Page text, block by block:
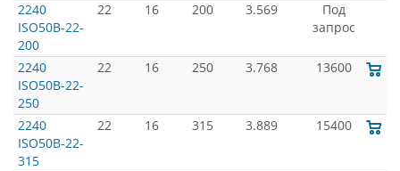
2240
ISO50B-22-
200
22 16 200 3.569
Под
запрос
2240
ISO50B-22-
250
22 16 250 3.768 13600
2240
ISO50B-22-
315
22 16 315 3.889 15400